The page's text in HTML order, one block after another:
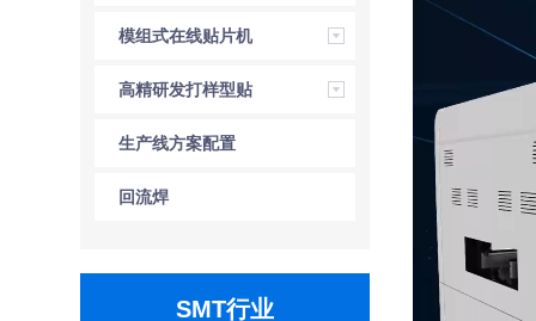
模组式在线贴片机
高精研发打样型贴
片机
生产线方案配置
回流焊
SMT行业